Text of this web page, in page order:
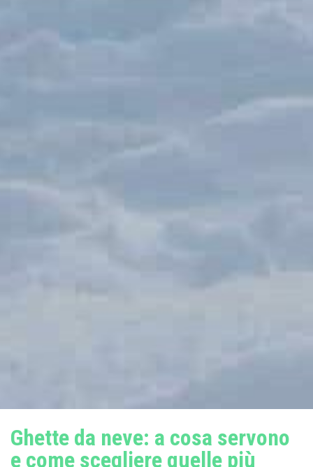
Ghette da neve: a cosa servono
e come scegliere quelle più